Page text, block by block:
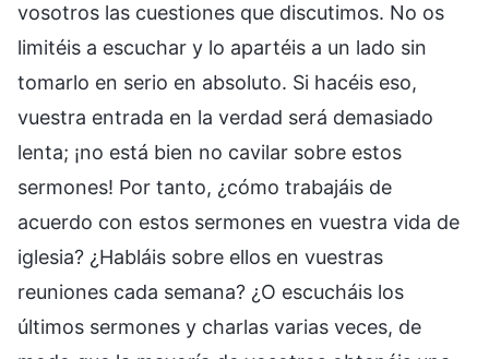
vosotros las cuestiones que discutimos. No os
limitéis a escuchar y lo apartéis a un lado sin
tomarlo en serio en absoluto. Si hacéis eso,
vuestra entrada en la verdad será demasiado
lenta; ¡no está bien no cavilar sobre estos
sermones! Por tanto, ¿cómo trabajáis de
acuerdo con estos sermones en vuestra vida de
iglesia? ¿Habláis sobre ellos en vuestras
reuniones cada semana? ¿O escucháis los
últimos sermones y charlas varias veces, de